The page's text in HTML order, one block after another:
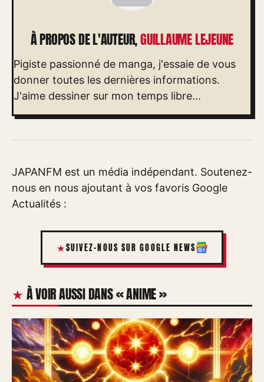
À PROPOS DE L'AUTEUR,GUILLAUME LEJEUNE
Pigiste passionné de manga, j'essaie de vous
donner toutes les dernières informations.
J'aime dessiner sur mon temps libre...
JAPANFM est un média indépendant. Soutenez-
nous en nous ajoutant à vos favoris Google
Actualités :
SUIVEZ-NOUS SUR GOOGLE NEWS
À VOIR AUSSI DANS « ANIME »